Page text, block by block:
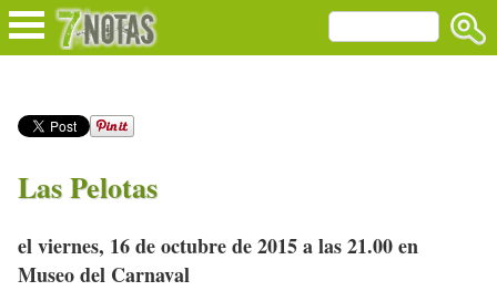
Las Pelotas
el viernes, 16 de octubre de 2015 a las 21.00 en
Museo del Carnaval